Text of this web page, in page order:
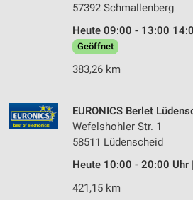
57392 Schmallenberg
Heute 09:00 - 13:00
Geöffnet
383,26 km
EURONICS Berlet
Wefelshohler Str. 1
58511 Lüdenscheid
Heute 10:00 - 20:00 Uhr |
421,15 km